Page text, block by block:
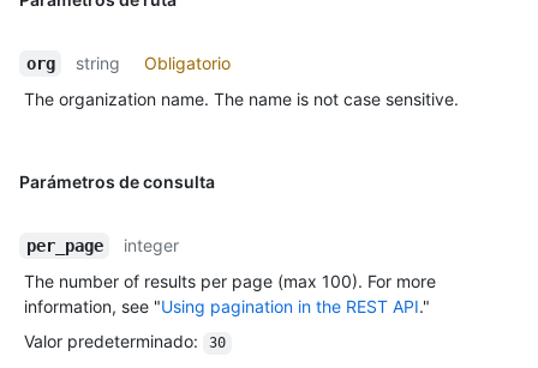
org string
Obligatorio
The organization name. The name is not case sensitive.
Parámetros de consulta
per_page
integer
The number of results per page (max 100). For more
information, see "Using pagination in the REST API."
Valor predeterminado: 30